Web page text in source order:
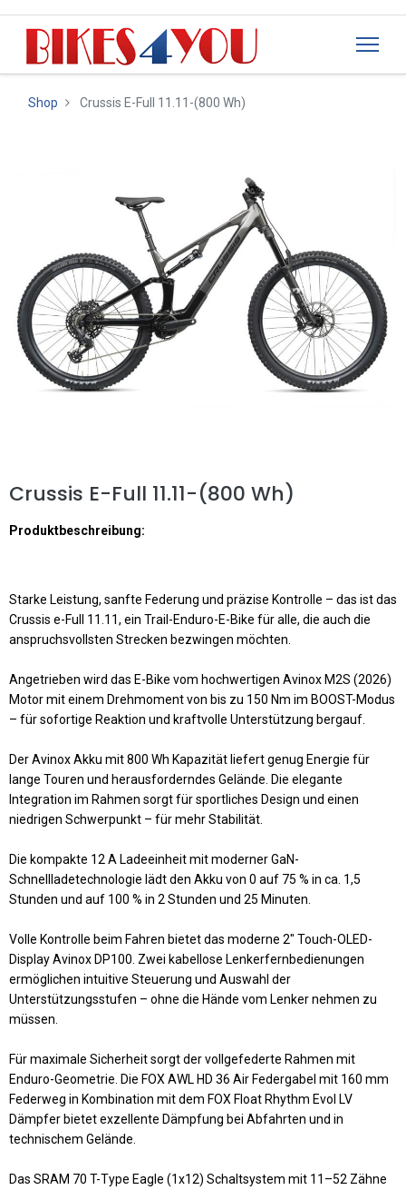
Shop Crussis E-Full 11.11-(800 Wh)
Crussis E-Full 11.11-(800 Wh)
Produktbeschreibung:
Starke Leistung, sanfte Federung und präzise Kontrolle – das ist das
Crussis e-Full 11.11, ein Trail-Enduro-E-Bike für alle, die auch die
anspruchsvollsten Strecken bezwingen möchten.
Angetrieben wird das E-Bike vom hochwertigen Avinox M2S (2026)
Motor mit einem Drehmoment von bis zu 150 Nm im BOOST-Modus
– für sofortige Reaktion und kraftvolle Unterstützung bergauf.
DerAvinoxAkku mit800 Wh Kapazität liefert genug Energie für
lange Touren und herausforderndes Gelände. Die elegante
Integration im Rahmen sorgt für sportliches Design und einen
niedrigen Schwerpunkt – für mehr Stabilität.
Die kompakte 12 A Ladeeinheit mit modernerGaN-
Schnellladetechnologie lädt den Akku von 0 auf 75 % in ca. 1,5
Stunden und auf 100 % in 2 Stunden und 25 Minuten
Volle Kontrolle beim Fahren bietet das moderne 2" Touch-OLED-
Display Avinox DP100 Zwei kabellose Lenkerfernbedienungen
ermöglichen intuitive Steuerung und Auswahl der
Unterstützungsstufen – ohne die Hände vom Lenker nehmen zu
müssen.
Für maximale Sicherheit sorgt dervollgefederte Rahmen mit
Enduro-Geometrie. Die FOX AWL HD 36 Air Federgabel mit 160 mm
Federweg in Kombination mit dem FOX Float Rhythm Evol LV
Dämpfer bietet exzellente Dämpfung bei Abfahrten und in
technischem Gelände.
Das SRAM 70 T-Type Eagle (1x12) Schaltsystem mit 11–52 Zähne